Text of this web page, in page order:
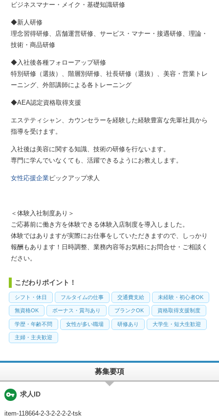
ビジネスマナー・メイク・基礎知識研修
◆新人研修
理念習得研修、店舗運営研修、サービス・マナー・接遇研修、理論・
技術・商品研修
◆入社後各種フォローアップ研修
特別研修（選抜）、階層別研修、社長研修（選抜）、美容・営業トレ
ーニング、外部講師による各トレーニング
◆AEA認定資格取得支援
エステティシャン、カウンセラーを経験した経験豊富な先輩社員から
指導を受けます。
入社後は美容に関する知識、技術の研修を行ないます。
専門に学んでいなくても、活躍できるようにお教えします。
女性応援企業ピックアップ求人
＜体験入社制度あり＞
ご応募前に働き方を体験できる体験入店制度を導入しました。
体験ではありますが実際にお仕事をしていただきますので、しっかり
報酬もあります！日時調整、業務内容等お気軽にお問合せ・ご相談く
ださい。
こだわりポイント！
シフト・休日 フルタイムの仕事 交通費支給 未経験・初心者OK
無資格OK ボーナス・賞与あり ブランクOK 資格取得支援制度
学歴・年齢不問 女性が多い職場 研修あり 大学生・短大生歓迎
主婦・主夫歓迎
募集要項
vpn_key 求人ID
item-118664-2-3-2-2-2-2-tsk